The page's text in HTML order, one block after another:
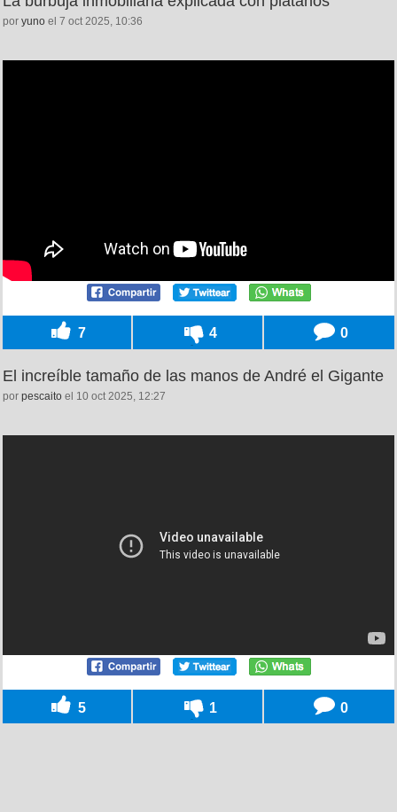
por yuno el 7 oct 2025, 10:36
7 4 0
El increíble tamaño de las manos de André el Gigante
por pescaito el 10 oct 2025, 12:27
5 1 0